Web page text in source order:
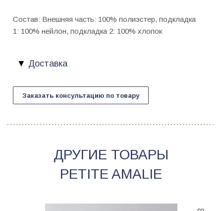
Состав: Внешняя часть: 100% полиэстер, подкладка
1: 100% нейлон, подкладка 2: 100% хлопок
Доставка
Заказать консультацию по товару
ДРУГИЕ ТОВАРЫ
PETITE AMALIE